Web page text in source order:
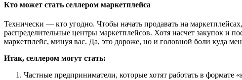
Кто может стать селлером маркетплейса
Технически — кто угодно. Чтобы начать продавать на
распределительные центры маркетплейсов. Хотя насчет закупок и
маркетплейс, минуя вас. Да, это дороже, но и головной боли куда
Итак, селлером могут стать:
Частные предприниматели, которые хотят работать в